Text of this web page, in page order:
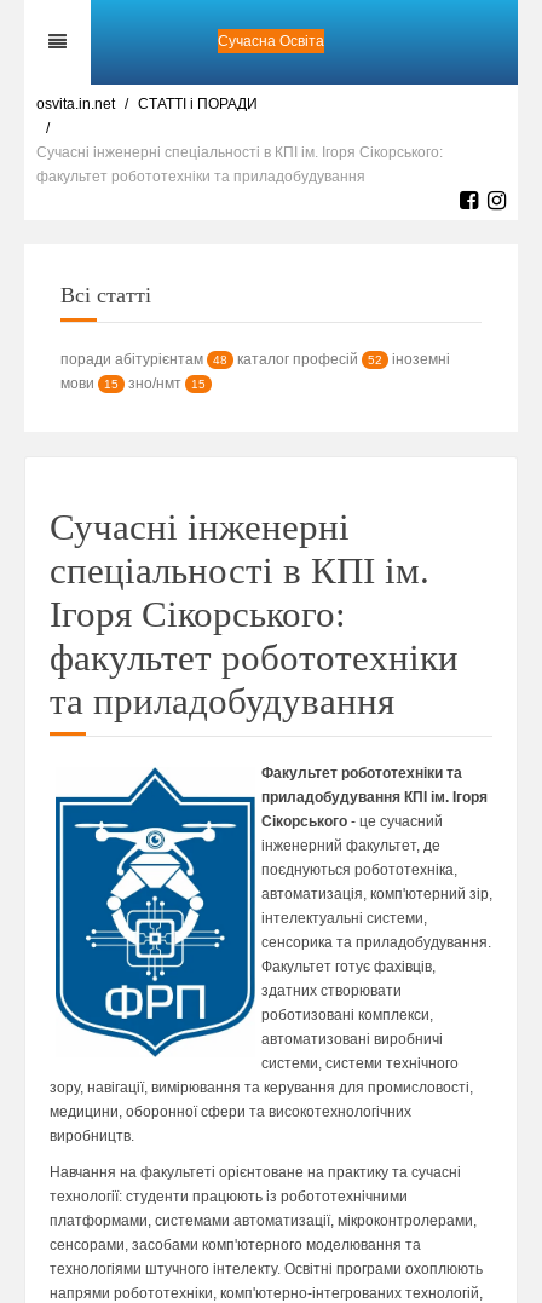
Сучасна Освіта
osvita.in.net СТАТТІ і ПОРАДИ
Сучасні інженерні спеціальності в КПІ ім. Ігоря Сікорського:
факультет робототехніки та приладобудування
Всі статті
поради абітурієнтам 48 каталог професій 52
іноземні
мови
15 зно/нмт 15
Сучасні інженерні
спеціальності в КПІ ім.
Ігоря Сікорського:
факультет робототехніки
та приладобудування
Факультет робототехніки та
приладобудування КПІ ім. Ігоря
Сікорського - це сучасний
інженерний факультет, де
поєднуються робототехніка,
автоматизація, комп'ютерний зір,
інтелектуальні системи,
сенсорика та приладобудування.
Факультет готує фахівців,
здатних створювати
роботизовані комплекси,
автоматизовані виробничі
системи, системи технічного
зору, навігації, вимірювання та керування для промисловості,
медицини, оборонної сфери та високотехнологічних
виробництв.
Навчання на факультеті орієнтоване на практику та сучасні
технології: студенти працюють із робототехнічними
платформами, системами автоматизації, мікроконтролерами,
сенсорами, засобами комп'ютерного моделювання та
технологіями штучного інтелекту. Освітні програми охоплюють
напрями робототехніки, комп'ютерно-інтегрованих технологій,